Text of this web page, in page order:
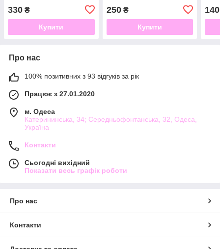
330 ₴
Купити
250₴
Купити
140
Про нас
100% позитивних з 93 відгуків за рік
Працює з 27.01.2020
м. Одеса
Катерининська, 34; Середньофонтанська, 32, Одеса,
Україна
Контакти
Сьогодні вихідний
Показати весь графік роботи
Про нас
Контакти